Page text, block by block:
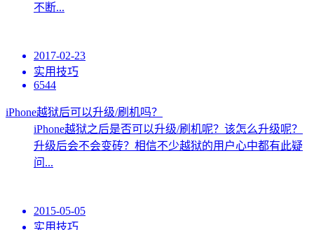
不断...
2017-02-23
实用技巧
6544
iPhone越狱后可以升级/刷机吗？
iPhone越狱之后是否可以升级/刷机呢？该怎么升级呢？
升级后会不会变砖？相信不少越狱的用户心中都有此疑
问...
2015-05-05
实用技巧